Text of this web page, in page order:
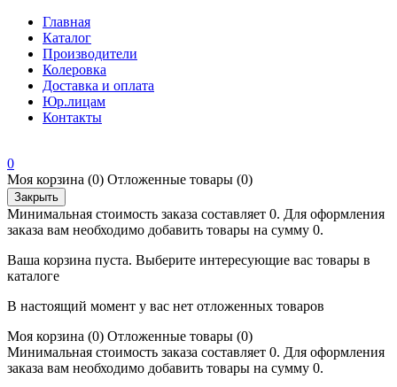
Главная
Каталог
Производители
Колеровка
Доставка и оплата
Юр.лицам
Контакты
0
Моя корзина (0) Отложенные товары (0)
Закрыть
Минимальная стоимость заказа составляет 0. Для оформления
заказа вам необходимо добавить товары на сумму 0.
Ваша корзина пуста. Выберите интересующие вас товары в
каталоге
В настоящий момент у вас нет отложенных товаров
Моя корзина (0) Отложенные товары (0)
Минимальная стоимость заказа составляет 0. Для оформления
заказа вам необходимо добавить товары на сумму 0.